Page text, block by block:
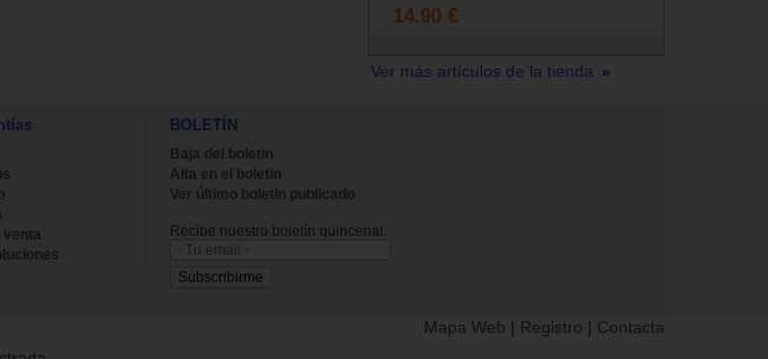
14.90 €
Ver más artículos de la tienda
venta
BOLETÍN
Baja del boletin
Alta en el boletin
Ver último boletin publicado
Recibe nuestro boletín quincenal.
Mapa Web | Registro | Contacta